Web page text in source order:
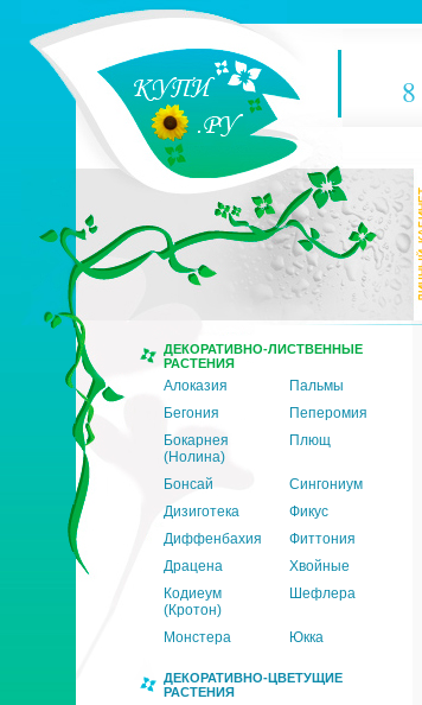
8
ДЕКОРАТИВНО-ЛИСТВЕННЫЕ
РАСТЕНИЯ
Алоказия
Пальмы
Бегония
Пеперомия
Бокарнея
(Нолина)
Плющ
Бонсай
Сингониум
Дизиготека
Фикус
Диффенбахия
Фиттония
Драцена
Хвойные
Кодиеум
(Кротон)
Шефлера
Монстера Юкка
ДЕКОРАТИВНО-ЦВЕТУЩИЕ
РАСТЕНИЯ